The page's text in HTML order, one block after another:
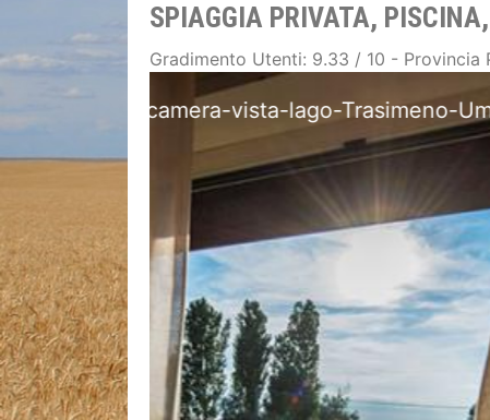
SPIAGGIA PRIVATA,
Gradimento Utenti: 9.33 / 10 - Provincia